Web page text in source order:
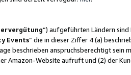
“) aufgeführten Ländern
Events“ die in dieser Ziffer 4 (a)
beschrieben anspruchsberechtigt sein
Amazon-Website aufruft und (2) der